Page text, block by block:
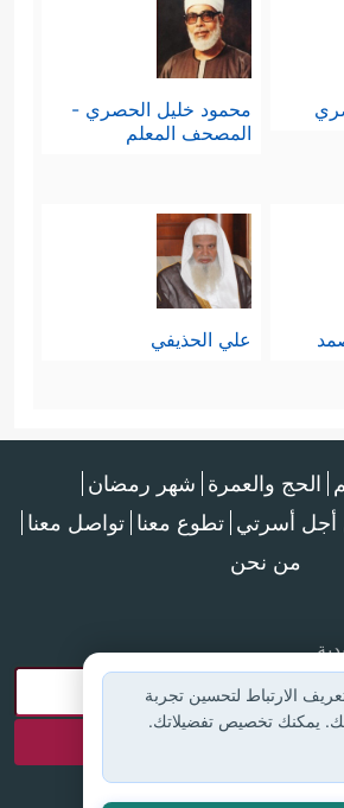
محمود خليل الحصري -
المصحف المعلم
علي الحذيفي
الحج والعمرة شهر رمضان
أسرتي تطوع معنا تواصل معنا
من نحن
الارتباط لتحسين تجربة
يمكنك تخصيص تفضيلاتك.